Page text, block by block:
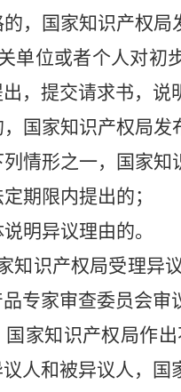
，国家知识产权局
单位或者个人对初
，提交请求书，说
国家知识产权局发
情形之一，国家知
期限内提出的；
明异议理由的。
知识产权局受理异
专家审查委员会审
国家知识产权局作
人和被异议人，国